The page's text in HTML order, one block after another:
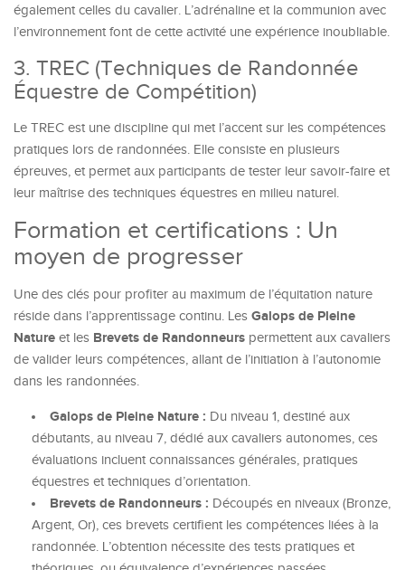
également celles du cavalier. L’adrénaline et la communion avec
l’environnement font de cette activité une expérience inoubliable.
3. TREC (Techniques de Randonnée
Équestre de Compétition)
Le TREC est une discipline qui met l’accent sur les compétences
pratiques lors de randonnées. Elle consiste en plusieurs
épreuves, et permet aux participants de tester leur savoir-faire et
leur maîtrise des techniques équestres en milieu naturel.
Formation et certifications : Un
moyen de progresser
Une des clés pour profiter au maximum de l’équitation nature
réside dans l’apprentissage continu. Les Galops de Pleine
Nature et les Brevets de Randonneurs permettent aux cavaliers
de valider leurs compétences, allant de l’initiation à l’autonomie
dans les randonnées.
Galops de Pleine Nature : Du niveau 1, destiné aux
débutants, au niveau 7, dédié aux cavaliers autonomes, ces
évaluations incluent connaissances générales, pratiques
équestres et techniques d’orientation.
Brevets de Randonneurs : Découpés en niveaux (Bronze,
Argent, Or), ces brevets certifient les compétences liées à la
randonnée. L’obtention nécessite des tests pratiques et